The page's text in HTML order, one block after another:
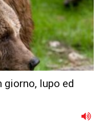
giorno, lupo ed